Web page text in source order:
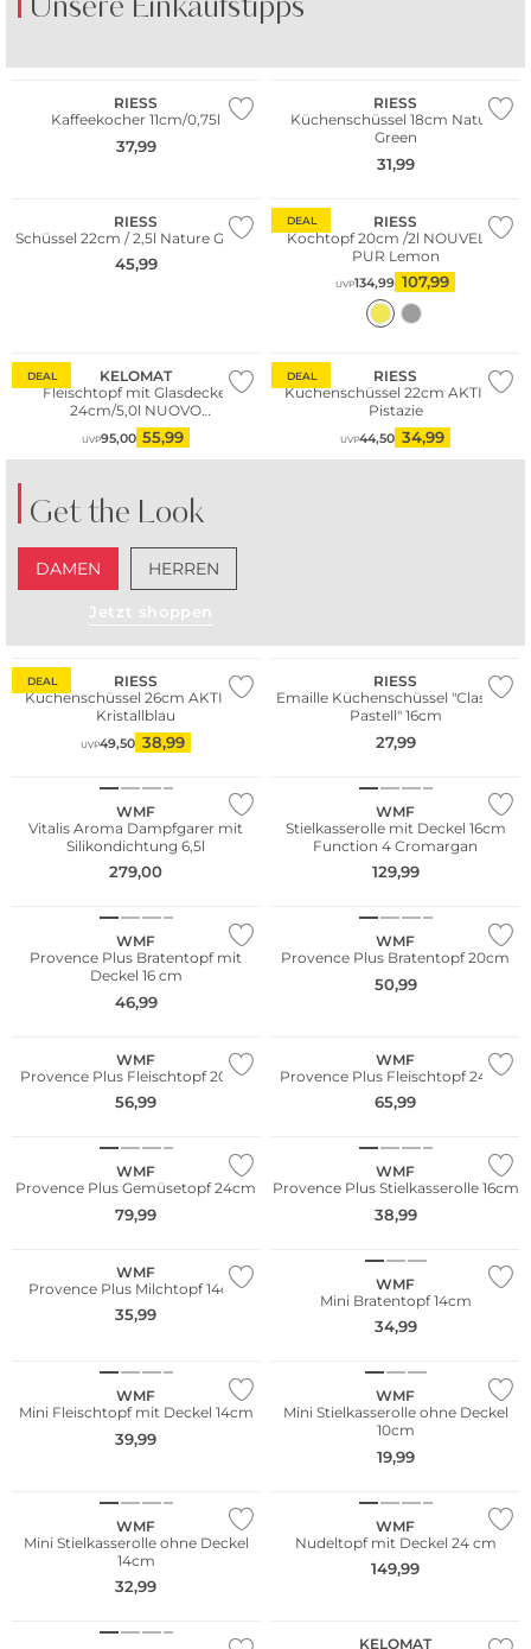
BE FAMOUS DOCK AND BAY
RIESS
Kaffeekocher 11cm/0,75l
37,99
RIESS
Küchenschüssel 18cm Nature
Green
31,99
RIESS
Schüssel 22cm / 2,5l Nature Green
45,99
DEAL
RIESS
Kochtopf 20cm /2l NOUVELLE
PUR Lemon
UVP134,99 107,99
DEAL
KELOMAT
Fleischtopf mit Glasdeckel
24cm/5,0l NUOVO
Keramik/Antihaft
UVP95,00 55,99
DEAL
RIESS
Küchenschüssel 22cm AKTION
Pistazie
UVP44,50 34,99
Get the Look
DAMEN HERREN
Jetzt shoppen
DEAL
RIESS
Küchenschüssel 26cm AKTION
Kristallblau
UVP49,50 38,99
RIESS
Emaille Küchenschüssel "Classic -
Pastell" 16cm
27,99
WMF
Vitalis Aroma Dampfgarer mit
Silikondichtung 6,5l
279,00
WMF
Stielkasserolle mit Deckel 16cm
Function 4 Cromargan
129,99
WMF
Provence Plus Bratentopf mit
Deckel 16 cm
46,99
WMF
Provence Plus Bratentopf 20cm
50,99
WMF
Provence Plus Fleischtopf 20cm
56,99
WMF
Provence Plus Fleischtopf 24cm
65,99
WMF
Provence Plus Gemüsetopf 24cm
79,99
WMF
Provence Plus Stielkasserolle 16cm
38,99
WMF
Provence Plus Milchtopf 14cm
35,99
WMF
Mini Bratentopf 14cm
34,99
WMF
Mini Fleischtopf mit Deckel 14cm
39,99
WMF
Mini Stielkasserolle ohne Deckel
10cm
19,99
WMF
Mini Stielkasserolle ohne Deckel
14cm
32,99
WMF
Nudeltopf mit Deckel 24 cm
149,99
KELOMAT